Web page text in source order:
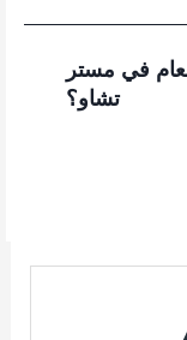
في مستر
تشاو؟